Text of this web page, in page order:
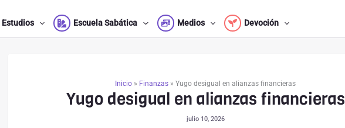
Estudios Escuela Sabática Medios Devoción
Inicio » Finanzas » Yugo desigual en alianzas financieras
Yugo desigual en alianzas financieras
julio 10, 2026